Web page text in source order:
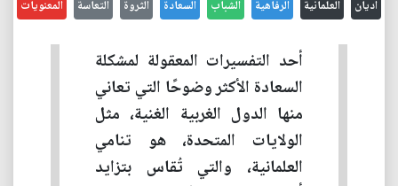
اديان العلمانية الرفاهية الشباب السعادة الثروة التعاسة المعنويات
أحد التفسيرات المعقولة لمشكلة
السعادة الأكثر وضوحًا التي تعاني
منها الدول الغربية الغنية، مثل
الولايات المتحدة، هو تنامي
العلمانية، والتي تُقاس بتزايد